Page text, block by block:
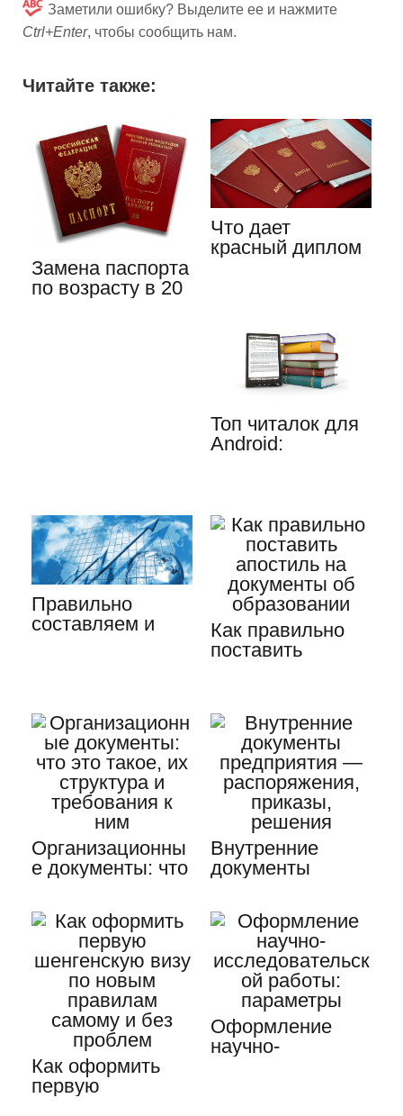
Заметили ошибку? Выделите ее и нажмите
Ctrl+Enter, чтобы сообщить нам.
Читайте также:
Замена паспорта
по возрасту в 20
Что дает
красный диплом
Топ читалок для
Android:
Правильно
составляем и
Как правильно
поставить
образовании
Организационны
е документы: что
Внутренние
документы
…
Как оформить
первую
Оформление
научно-